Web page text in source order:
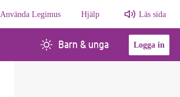
Använda Legimus Hjälp Läs sida
Barn & unga Logga in